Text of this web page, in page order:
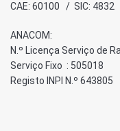
CAE: 60100 / SIC: 4832
ANACOM:
N.º Licença Serviço de
Serviço Fixo : 505018
Registo INPI N.º 643805